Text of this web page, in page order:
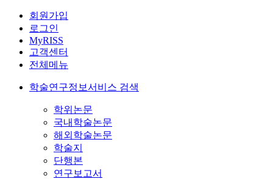
회원가입
로그인
MyRISS
고객센터
전체메뉴
학술연구정보서비스 검색
학위논문
국내학술논문
해외학술논문
학술지
단행본
연구보고서